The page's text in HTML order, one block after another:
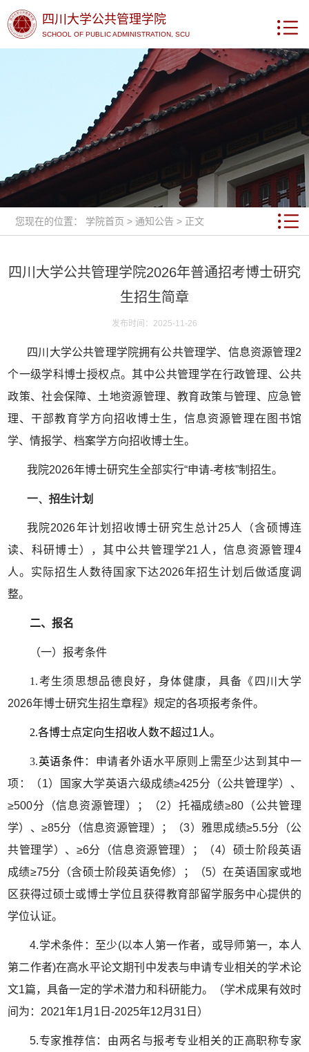
四川大学公共管理学院
SCHOOL OF PUBLIC ADMINISTRATION, SCU
您现在的位置： 学院首页 >通知公告 > 正文
四川大学公共管理学院2026年普通招考博士研究
生招生简章
发布时间：2025-11-26
四川大学公共管理学院拥有公共管理学、信息资源管理2
个一级学科博士授权点。其中公共管理学在行政管理、公共
政策、社会保障、土地资源管理、教育政策与管理、应急管
理、干部教育学方向招收博士生，信息资源管理在图书馆
学、情报学、档案学方向招收博士生。
我院2026年博士研究生全部实行“申请-考核”制招生。
一、招生计划
我院2026年计划招收博士研究生总计25人（含硕博连
读、科研博士），其中公共管理学21人，信息资源管理4
人。实际招生人数待国家下达2026年招生计划后做适度调
整。
二、报名
（一）报考条件
1.考生须思想品德良好，身体健康，具备《四川大学
2026年博士研究生招生章程》规定的各项报考条件。
2.各博士点定向生招收人数不超过1人。
3.英语条件：申请者外语水平原则上需至少达到其中一
项：（1）国家大学英语六级成绩≥425分（公共管理学）、
≥500分（信息资源管理）；（2）托福成绩≥80（公共管理
学）、≥85分（信息资源管理）；（3）雅思成绩≥5.5分（公
共管理学）、≥6分（信息资源管理）；（4）硕士阶段英语
成绩≥75分（含硕士阶段英语免修）；（5）在英语国家或地
区获得过硕士或博士学位且获得教育部留学服务中心提供的
学位认证。
4.学术条件：至少(以本人第一作者，或导师第一，本人
第二作者)在高水平论文期刊中发表与申请专业相关的学术论
文1篇，具备一定的学术潜力和科研能力。（学术成果有效时
间为：2021年1月1日-2025年12月31日）
5.专家推荐信：由两名与报考专业相关的正高职称专家